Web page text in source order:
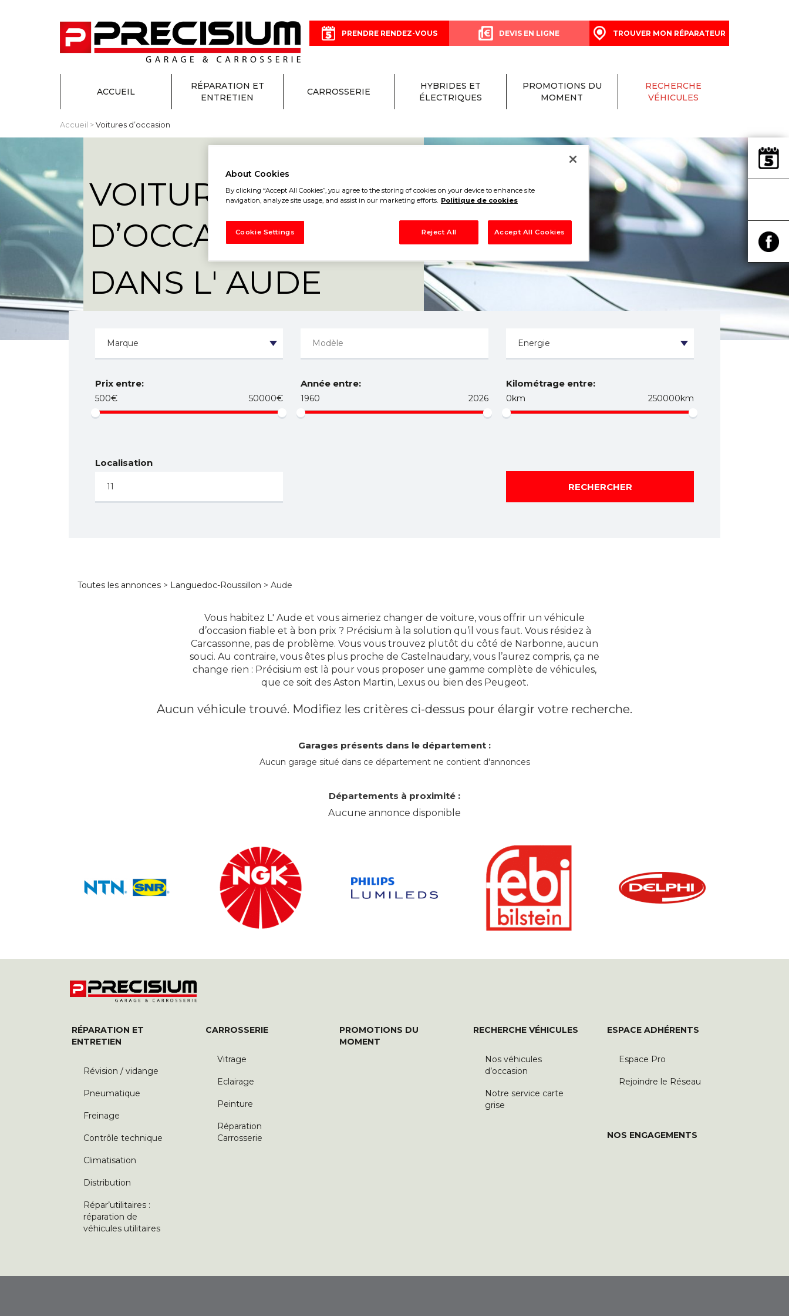
PRENDRE RENDEZ-VOUS DEVIS EN LIGNE TROUVER MON RÉPARATEUR
ACCUEIL
RÉPARATION ET
ENTRETIEN
CARROSSERIE
HYBRIDES ET
ÉLECTRIQUES
PROMOTIONS DU
MOMENT
RECHERCHE
VÉHICULES
Accueil > Voitures d’occasion
VOITURES
D’OCCASION
DANS L' AUDE
Prix entre:
500€ 50000€
Année entre:
1960 2026
Kilométrage entre:
0km 250000km
Localisation
RECHERCHER
Toutes les annonces > Languedoc-Roussillon > Aude
Vous habitez L' Aude et vous aimeriez changer de voiture, vous offrir un véhicule
d’occasion fiable et à bon prix ? Précisium à la solution qu’il vous faut. Vous résidez à
Carcassonne, pas de problème. Vous vous trouvez plutôt du côté de Narbonne, aucun
souci. Au contraire, vous êtes plus proche de Castelnaudary, vous l’aurez compris, ça ne
change rien : Précisium est là pour vous proposer une gamme complète de véhicules,
que ce soit des Aston Martin, Lexus ou bien des Peugeot.
Aucun véhicule trouvé. Modifiez les critères ci-dessus pour élargir votre recherche.
Garages présents dans le département :
Aucun garage situé dans ce département ne contient d'annonces
Départements à proximité :
Aucune annonce disponible
RÉPARATION ET
ENTRETIEN
Révision / vidange
Pneumatique
Freinage
Contrôle technique
Climatisation
Distribution
Répar’utilitaires :
réparation de
véhicules utilitaires
CARROSSERIE
Vitrage
Eclairage
Peinture
Réparation
Carrosserie
PROMOTIONS DU
MOMENT
RECHERCHE VÉHICULES
Nos véhicules
d’occasion
Notre service carte
grise
ESPACE ADHÉRENTS
Espace Pro
Rejoindre le Réseau
NOS ENGAGEMENTS
About Cookies
By clicking “Accept All Cookies”, you agree to the storing of cookies on your device to enhance site
navigation, analyze site usage, and assist in our marketing efforts. Politique de cookies
Reject All Accept All Cookies
Cookie Settings